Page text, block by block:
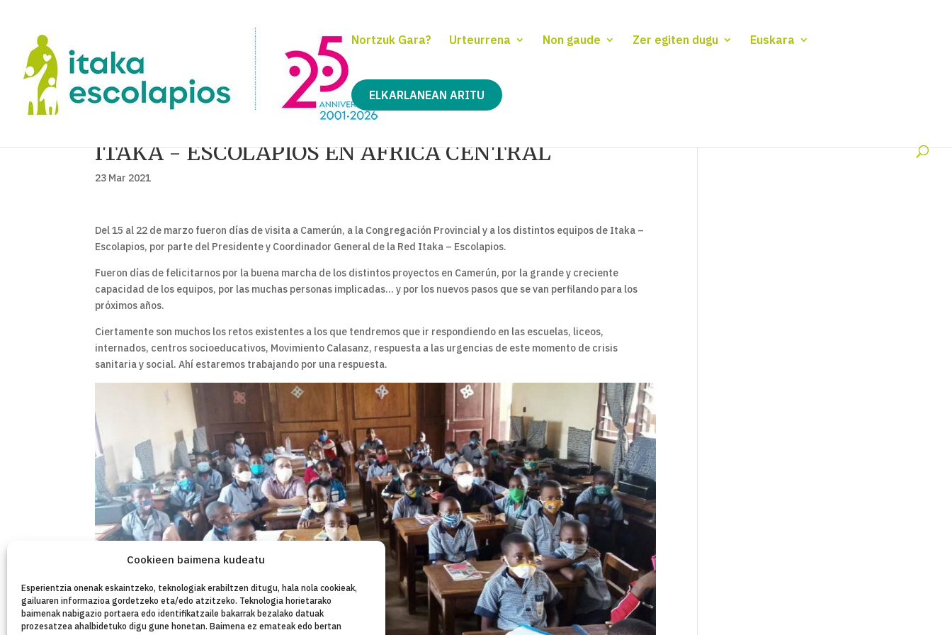
Cookieen baimena kudeatu
Esperientzia onenak eskaintzeko, teknologiak erabiltzen ditugu, hala nola cookieak,
gailuaren informazioa gordetzeko eta/edo atzitzeko. Teknologia horietarako
baimenak nabigazio portaera edo identifikatzaile bakarrak bezalako datuak
prozesatzea ahalbidetuko digu gune honetan. Baimena ez emateak edo bertan
Nortzuk Gara? Urteurrena Non gaude Zer egiten dugu Euskara
ELKARLANEAN ARITU
ITAKA - ESCOLAPIOS EN ÁFRICA CENTRAL
23 Mar 2021
Del 15 al 22 de marzo fueron días de visita a Camerún, a la Congregación Provincial y a los distintos equipos de Itaka –
Escolapios, por parte del Presidente y Coordinador General de la Red Itaka – Escolapios.
Fueron días de felicitarnos por la buena marcha de los distintos proyectos en Camerún, por la grande y creciente
capacidad de los equipos, por las muchas personas implicadas… y por los nuevos pasos que se van perfilando para los
próximos años.
Ciertamente son muchos los retos existentes a los que tendremos que ir respondiendo en las escuelas, liceos,
internados, centros socioeducativos, Movimiento Calasanz, respuesta a las urgencias de este momento de crisis
sanitaria y social. Ahí estaremos trabajando por una respuesta.